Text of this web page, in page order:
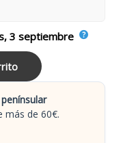
3 septiembre
más de 60€.